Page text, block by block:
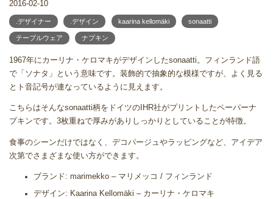
2016-02-10
.デザイナー .デザイン kaarina kellomäki sonaatti
テーブルウェア ナプキン
1967年にカーリナ・ケロマキがデザインしたsonaatti。フィンランド語
で「ソナタ」という意味です。装飾的で抽象的な模様ですが、よく見る
とト音記号が連なっているように見えます。
こちらはそんなsonaatti柄をドイツのIHR社がプリントしたペーパーナ
プキンです。3枚重ねで厚みがありしっかりとしていることが特徴。
食事のシーンだけではなく、デコパージュやラッピングなど、アイデア
次第でさまざまな使い方ができます。
ブランド: marimekko – マリメッコ / フィンランド
デザイン: Kaarina Kellomäki – カーリナ・ケロマキ